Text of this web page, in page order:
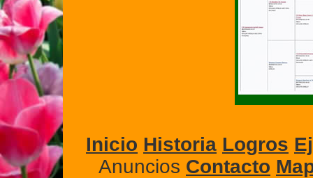
Inicio Historia Logros
Anuncios Contacto